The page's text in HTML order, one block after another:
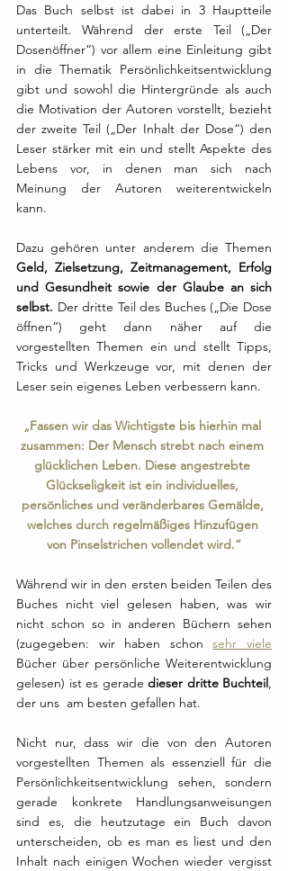
Das Buch selbst ist dabei in 3 Hauptteile
unterteilt. Während der erste Teil („Der
Dosenöffner“) vor allem eine Einleitung gibt
in die Thematik Persönlichkeitsentwicklung
gibt und sowohl die Hintergründe als auch
die Motivation der Autoren vorstellt, bezieht
der zweite Teil („Der Inhalt der Dose“) den
Leser stärker mit ein und stellt Aspekte des
Lebens vor, in denen man sich nach
Meinung der Autoren weiterentwickeln
kann.
Geld, Zielsetzung, Zeitmanagement, Erfolg
und Gesundheit sowie der Glaube an sich
selbst. Der dritte Teil des Buches („Die Dose
öffnen“) geht dann näher auf die
vorgestellten Themen ein und stellt Tipps,
Tricks und Werkzeuge vor, mit denen der
Leser sein eigenes Leben verbessern kann.
„Fassen wir das Wichtigste bis hierhin mal
zusammen: Der Mensch strebt nach einem
glücklichen Leben. Diese angestrebte
Glückseligkeit ist ein individuelles,
persönliches und veränderbares Gemälde,
welches durch regelmäßiges Hinzufügen
von Pinselstrichen vollendet wird.“
Während wir in den ersten beiden Teilen des
Buches nicht viel gelesen haben, was wir
nicht schon so in anderen Büchern sehen
(zugegeben: wir haben schon sehr viele
Bücher über persönliche Weiterentwicklung
gelesen) ist es gerade dieser dritte Buchteil,
der uns  am besten gefallen hat.
Nicht nur, dass wir die von den Autoren
vorgestellten Themen als essenziell für die
Persönlichkeitsentwicklung sehen, sondern
gerade konkrete Handlungsanweisungen
sind es, die heutzutage ein Buch davon
unterscheiden, ob es man es liest und den
Inhalt nach einigen Wochen wieder vergisst